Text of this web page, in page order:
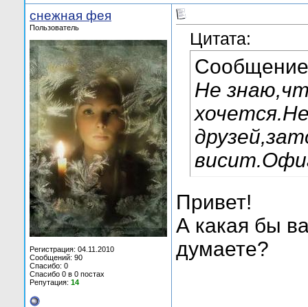
снежная фея
Пользователь
Регистрация: 04.11.2010
Сообщений: 90
Спасибо: 0
Спасибо 0 в 0 постах
Репутация: 14
Цитата:
Не
Привет!
А какая бы
думаете?